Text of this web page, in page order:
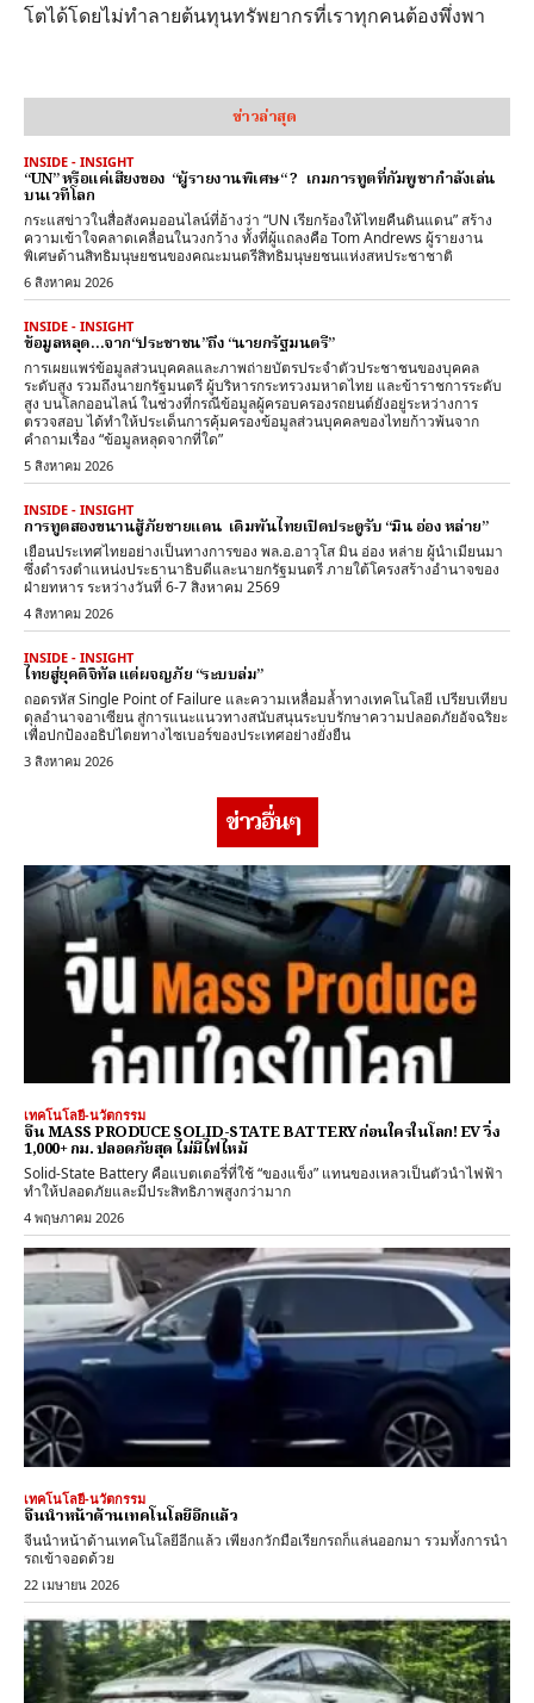
โตได้โดยไม่ทำลายต้นทุนทรัพยากรที่เราทุกคนต้องพึ่งพา
ข่าวล่าสุด
INSIDE - INSIGHT
“UN” หรือแค่เสียงของ “ผู้รายงานพิเศษ“ ? เกมการทูตที่กัมพูชากำลังเล่น
บนเวทีโลก
กระแสข่าวในสื่อสังคมออนไลน์ที่อ้างว่า “UN เรียกร้องให้ไทยคืนดินแดน” สร้าง
ความเข้าใจคลาดเคลื่อนในวงกว้าง ทั้งที่ผู้แถลงคือ Tom Andrews ผู้รายงาน
พิเศษด้านสิทธิมนุษยชนของคณะมนตรีสิทธิมนุษยชนแห่งสหประชาชาติ
6 สิงหาคม 2026
INSIDE - INSIGHT
ข้อมูลหลุด…จาก“ประชาชน”ถึง “นายกรัฐมนตรี”
การเผยแพร่ข้อมูลส่วนบุคคลและภาพถ่ายบัตรประจำตัวประชาชนของบุคคล
ระดับสูง รวมถึงนายกรัฐมนตรี ผู้บริหารกระทรวงมหาดไทย และข้าราชการระดับ
สูง บนโลกออนไลน์ ในช่วงที่กรณีข้อมูลผู้ครอบครองรถยนต์ยังอยู่ระหว่างการ
ตรวจสอบ ได้ทำให้ประเด็นการคุ้มครองข้อมูลส่วนบุคคลของไทยก้าวพ้นจาก
คำถามเรื่อง “ข้อมูลหลุดจากที่ใด”
5 สิงหาคม 2026
INSIDE - INSIGHT
การทูตสองขนานสู้ภัยชายแดน เดิมพันไทยเปิดประตูรับ “มิน อ่อง หล่าย”
เยือนประเทศไทยอย่างเป็นทางการของ พล.อ.อาวุโส มิน อ่อง หล่าย ผู้นำเมียนมา
ซึ่งดำรงตำแหน่งประธานาธิบดีและนายกรัฐมนตรี ภายใต้โครงสร้างอำนาจของ
ฝ่ายทหาร ระหว่างวันที่ 6-7 สิงหาคม 2569
4 สิงหาคม 2026
INSIDE - INSIGHT
ไทยสู่ยุคดิจิทัล แต่ผจญภัย “ระบบล่ม”
ถอดรหัส Single Point of Failure และความเหลื่อมล้ำทางเทคโนโลยี เปรียบเทียบ
ดุลอำนาจอาเซียน สู่การแนะแนวทางสนับสนุนระบบรักษาความปลอดภัยอัจฉริยะ
เพื่อปกป้องอธิปไตยทางไซเบอร์ของประเทศอย่างยั่งยืน
3 สิงหาคม 2026
ข่าวอื่นๆ
เทคโนโลยี-นวัตกรรม
จีน MASS PRODUCE SOLID-STATE BATTERY ก่อนใครในโลก! EV วิ่ง
1,000+ กม. ปลอดภัยสุด ไม่มีไฟไหม้
Solid-State Battery คือแบตเตอรี่ที่ใช้ “ของแข็ง” แทนของเหลวเป็นตัวนำไฟฟ้า
ทำให้ปลอดภัยและมีประสิทธิภาพสูงกว่ามาก
4 พฤษภาคม 2026
เทคโนโลยี-นวัตกรรม
จีนนำหน้าด้านเทคโนโลยีอีกแล้ว
จีนนำหน้าด้านเทคโนโลยีอีกแล้ว เพียงกวักมือเรียกรถก็แล่นออกมา รวมทั้งการนำ
รถเข้าจอดด้วย
22 เมษายน 2026